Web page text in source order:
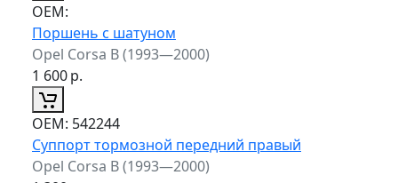
ОЕМ:
Поршень с шатуном
Opel Corsa B (1993—2000)
1 600р.
ОЕМ: 542244
Суппорт тормозной передний правый
Opel Corsa B (1993—2000)